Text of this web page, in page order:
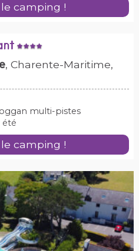
camping !
, Charente-Maritime,
multi-pistes
été
camping !